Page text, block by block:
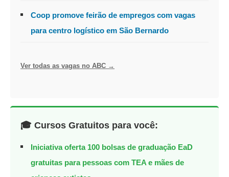
Coop promove feirão de empregos com vagas
para centro logístico em São Bernardo
Ver todas as vagas no ABC →
🎓 Cursos Gratuitos para você:
Iniciativa oferta 100 bolsas de graduação EaD
gratuitas para pessoas com TEA e mães de